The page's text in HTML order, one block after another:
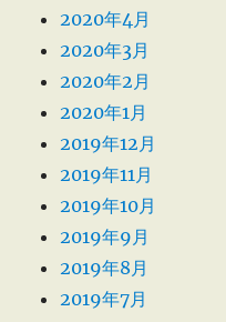
2020年4月
2020年3月
2020年2月
2020年1月
2019年12月
2019年11月
2019年10月
2019年9月
2019年8月
2019年7月